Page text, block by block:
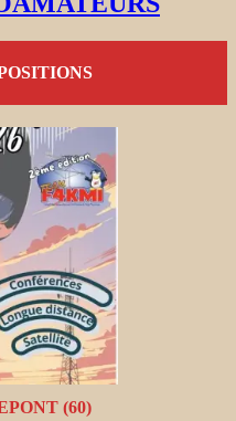
(60)